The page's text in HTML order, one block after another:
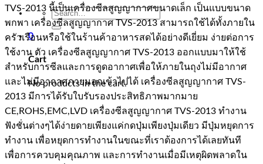
Search
for:
0
Cart
No products in the cart.
TVS-2013 นี้เป็นเครื่องซีลสูญญากาศขนาดเล็ก เป็นแบบขนาด
พกพา เครื่องซีลสูญญากาศ TVS-2013 สามารถใช้ได้ทั้งภายใน
ครัวเรือนหรือใช้ในร้านค้าอาหารสดได้อย่างดีเยี่ยม ง่ายต่อการ
ใช้งาน ตัว เครื่องซีลสูญญากาศ TVS-2013 ออกแบบมาให้ใช้
สำหรับการซีลและการดูดอากาศเพื่อให้ภายในถุงไม่มีอากาศ
และไม่มีอากาศภายนอกเข้าไปได้ เครื่องซีลสูญญากาศ TVS-
2013 มีการได้รับใบรับรองประสิทธิภาพมากมาย
CE,ROHS,EMC,LVD เครื่องซีลสูญญากาศ TVS-2013 ทำงาน
ฟังชั่นต่างๆได้ง่ายดายเพียงแค่กดปุ่มเพียงปุ่มเดียว มีปุ่มหยุดการ
ทำงาน เพื่อหยุดการทำงานในขณะที่เราต้องการได้เลยทันที
เพื่อการควบคุมคุณภาพ และการทำงานเมื่อมีเหตุผิดพลาดใน